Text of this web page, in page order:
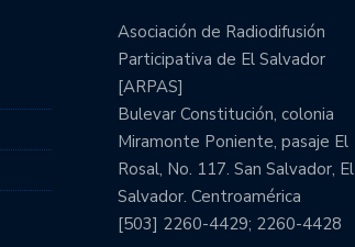
Asociación de Radiodifusión
Participativa de El Salvador
[ARPAS]
Bulevar Constitución, colonia
Miramonte Poniente, pasaje El
Rosal, No. 117. San Salvador, El
Salvador. Centroamérica
[503] 2260-4429; 2260-4428